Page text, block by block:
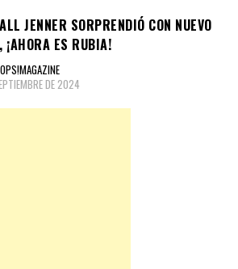
JENNER SORPRENDIÓ CON NUEVO
¡AHORA ES RUBIA!
DE 2024